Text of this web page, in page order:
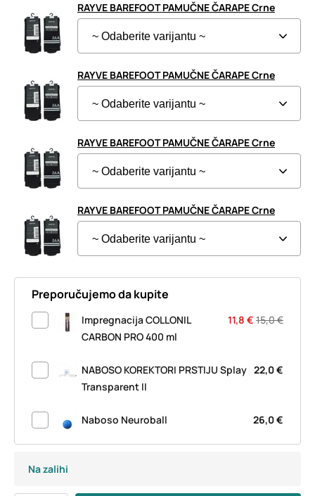
RAYVE BAREFOOT PAMUČNE ČARAPE Crne
RAYVE BAREFOOT PAMUČNE ČARAPE Crne
RAYVE BAREFOOT PAMUČNE ČARAPE Crne
RAYVE BAREFOOT PAMUČNE ČARAPE Crne
Preporučujemo da kupite
11,8 € 15,0 €
Impregnacija COLLONIL
CARBON PRO 400 ml
22,0 €
NABOSO KOREKTORI PRSTIJU Splay
Transparent II
26,0 €
Naboso Neuroball
Na zalihi